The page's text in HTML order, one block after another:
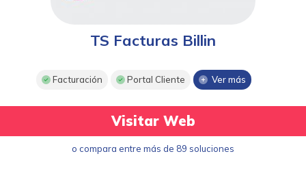
TS Facturas Billin
Facturación Portal Cliente Ver más
Visitar Web
o compara entre más de 89 soluciones